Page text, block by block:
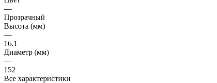
—
Прозрачный
Высота (мм)
—
16.1
Диаметр (мм)
—
152
Все характеристики